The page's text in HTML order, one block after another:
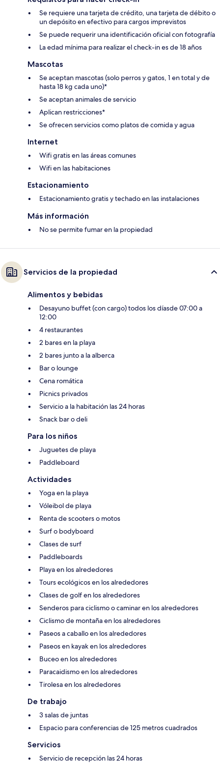
Se requiere una tarjeta de crédito, una tarjeta de débito o
un depósito en efectivo para cargos imprevistos
Se puede requerir una identificación oficial con fotografía
La edad mínima para realizar el check-in es de 18 años
Mascotas
Se aceptan mascotas (solo perros y gatos, 1 en total y de
hasta 18 kg cada uno)*
Se aceptan animales de servicio
Aplican restricciones*
Se ofrecen servicios como platos de comida y agua
Internet
Wifi gratis en las áreas comunes
Wifi en las habitaciones
Estacionamiento
Estacionamiento gratis y techado en las instalaciones
Más información
No se permite fumar en la propiedad
Servicios de la propiedad
Alimentos y bebidas
Desayuno buffet (con cargo) todos los díasde 07:00 a
12:00
4 restaurantes
2 bares en la playa
2 bares junto a la alberca
Bar o lounge
Cena romática
Picnics privados
Servicio a la habitación las 24 horas
Snack bar o deli
Para los niños
Juguetes de playa
Paddleboard
Actividades
Yoga en la playa
Vóleibol de playa
Renta de scooters o motos
Surf o bodyboard
Clases de surf
Paddleboards
Playa en los alrededores
Tours ecológicos en los alrededores
Clases de golf en los alrededores
Senderos para ciclismo o caminar en los alrededores
Ciclismo de montaña en los alrededores
Paseos a caballo en los alrededores
Paseos en kayak en los alrededores
Buceo en los alrededores
Paracaidismo en los alrededores
Tirolesa en los alrededores
De trabajo
3 salas de juntas
Espacio para conferencias de 125 metros cuadrados
Servicios
Servicio de recepción las 24 horas